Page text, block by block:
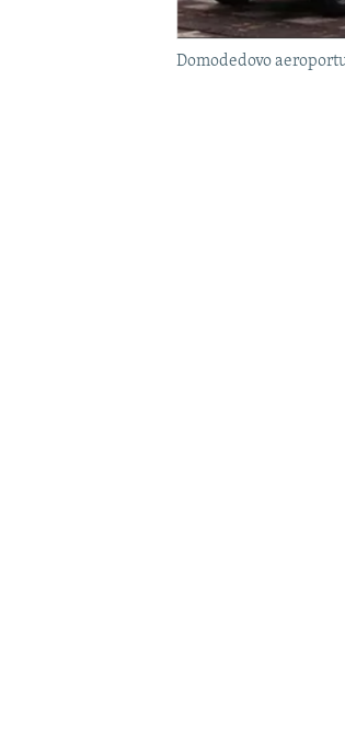
Domodedovo